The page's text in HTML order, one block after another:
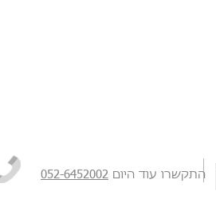
התקשרו עוד היום 052-6452002